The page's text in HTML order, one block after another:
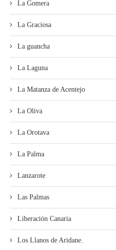
La Gomera
La Graciosa
La guancha
La Laguna
La Matanza de Acentejo
La Oliva
La Orotava
La Palma
Lanzarote
Las Palmas
Liberación Canaria
Los Llanos de Aridane.